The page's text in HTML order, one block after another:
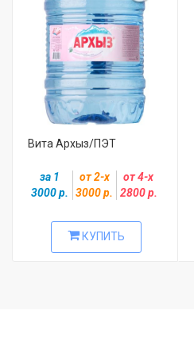
Вита Архыз/ПЭТ
за 1
3000 р.
от 2-х
3000 р.
от 4-х
2800 р.
КУПИТЬ